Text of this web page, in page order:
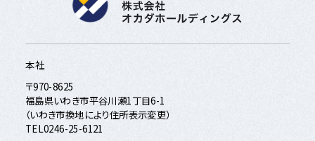
本社
〒970-8625
福島県いわき市平谷川瀬1丁目6-1
（いわき市換地により住所表示変更）
TEL0246-25-6121